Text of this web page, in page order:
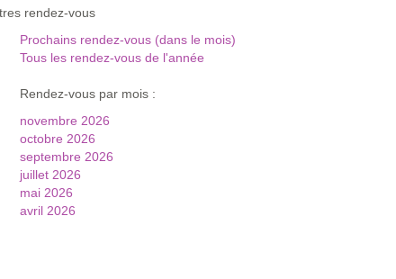
rendez-vous
Prochains rendez-vous (dans le mois)
Tous les rendez-vous de l'année
Rendez-vous par mois :
novembre 2026
octobre 2026
septembre 2026
juillet 2026
mai 2026
avril 2026